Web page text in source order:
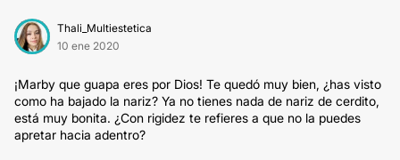
Thali_Multiestetica
10 ene 2020
¡Marby que guapa eres por Dios! Te quedó muy bien, ¿has visto
como ha bajado la nariz? Ya no tienes nada de nariz de cerdito,
está muy bonita. ¿Con rigidez te refieres a que no la puedes
apretar hacia adentro?